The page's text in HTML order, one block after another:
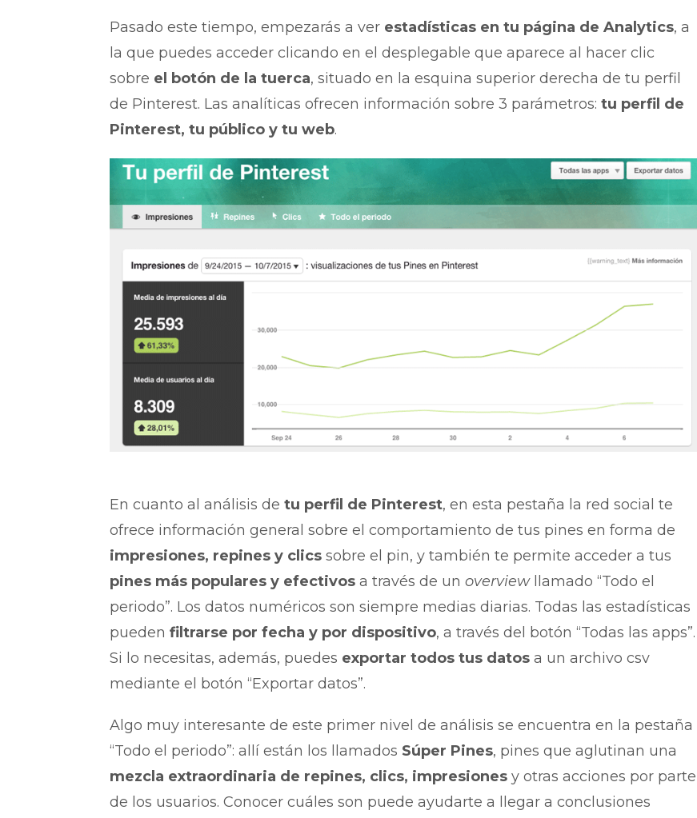
Pasado este tiempo, empezarás a ver estadísticas en tu página de Analytics, a
la que puedes acceder clicando en el desplegable que aparece al hacer clic
sobre el botón de la tuerca, situado en la esquina superior derecha de tu perfil
de Pinterest. Las analíticas ofrecen información sobre 3 parámetros: tu perfil de
Pinterest, tu público y tu web.
En cuanto al análisis de tu perfil de Pinterest, en esta pestaña la red social te
ofrece información general sobre el comportamiento de tus pines en forma de
impresiones, repines y clicssobre el pin, y también te permite acceder a tus
pines más populares y efectivosa través de un overviewllamado “Todo el
periodo”. Los datos numéricos son siempre medias diarias. Todas las estadísticas
pueden filtrarse por fecha y por dispositivo, a través del botón “Todas las apps”.
Si lo necesitas, además, puedes exportar todos tus datosa un archivo csv
mediante el botón “Exportar datos”.
Algo muy interesante de este primer nivel de análisis se encuentra en la pestaña
“Todo el periodo”: allí están los llamados Súper Pines, pines que aglutinan una
mezcla extraordinaria de repines, clics, impresionesy otras acciones por parte
de los usuarios. Conocer cuáles son puede ayudarte a llegar a conclusiones